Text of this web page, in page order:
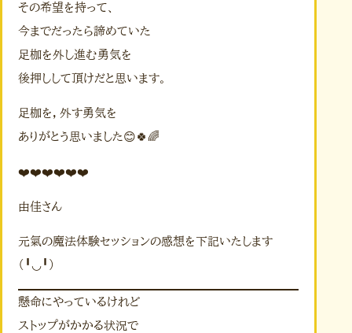
その希望を持って、
今までだったら諦めていた
足枷を外し進む勇気を
後押しして頂けだと思います。
足枷を，外す勇気を
ありがとう思いました😊🍀🌈
❤️❤️❤️❤️❤️❤️
由佳さん
元氣の魔法体験セッションの感想を下記いたします
（╹◡╹）
懸命にやっているけれど
ストップがかかる状況で